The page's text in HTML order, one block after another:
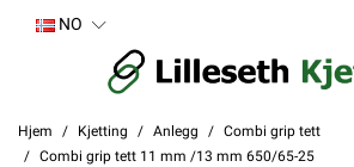
NO
Hjem Kjetting Anlegg
Combi grip tett
Combi grip tett 11 mm /13 mm 650/65-25